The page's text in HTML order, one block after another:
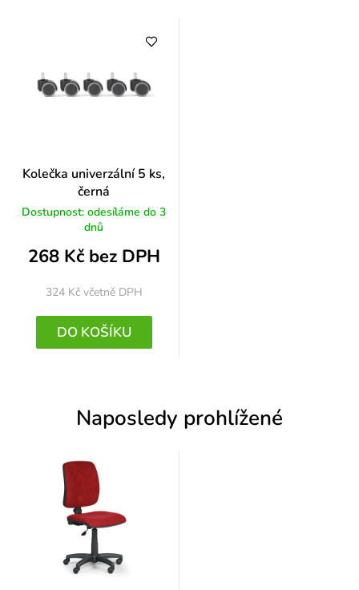
Kolečka univerzální 5 ks,
černá
Dostupnost: odesíláme do 3
dnů
268 Kč bez DPH
324 Kč včetně DPH
DO KOŠÍKU
Naposledy prohlížené